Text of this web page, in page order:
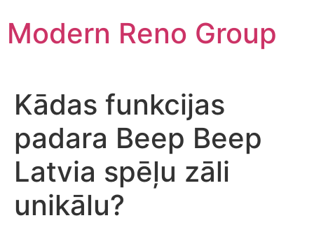
to
content
Modern Reno Group
Kādas funkcijas
padara Beep Beep
Latvia spēļu zāli
unikālu?